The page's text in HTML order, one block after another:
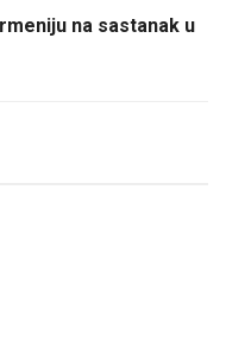
na sastanak u